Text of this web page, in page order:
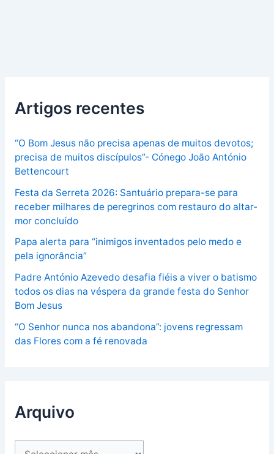
Artigos recentes
“O Bom Jesus não precisa apenas de muitos devotos;
precisa de muitos discípulos”- Cónego João António
Bettencourt
Festa da Serreta 2026: Santuário prepara-se para
receber milhares de peregrinos com restauro do altar-
mor concluído
Papa alerta para “inimigos inventados pelo medo e
pela ignorância”
Padre António Azevedo desafia fiéis a viver o batismo
todos os dias na véspera da grande festa do Senhor
Bom Jesus
“O Senhor nunca nos abandona”: jovens regressam
das Flores com a fé renovada
Arquivo